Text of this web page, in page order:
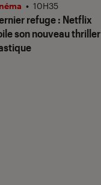
refuge: Netflix
son nouveau thriller
• 10H35